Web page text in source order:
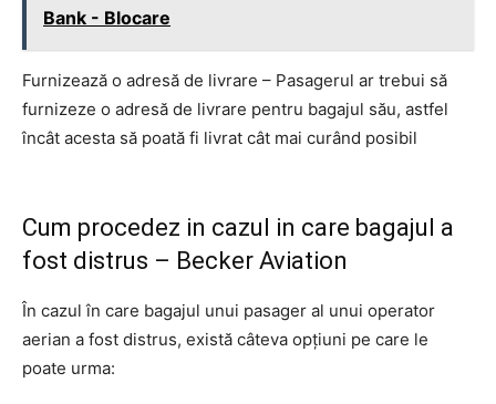
Bank - Blocare
Furnizează o adresă de livrare – Pasagerul ar trebui să
furnizeze o adresă de livrare pentru bagajul său, astfel
încât acesta să poată fi livrat cât mai curând posibil
Cum procedez in cazul in care bagajul a
fost distrus – Becker Aviation
În cazul în care bagajul unui pasager al unui operator
aerian a fost distrus, există câteva opțiuni pe care le
poate urma: